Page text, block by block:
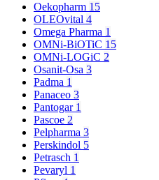
Oekopharm 15
OLEOvital 4
Omega Pharma 1
OMNi-BiOTiC 15
OMNi-LOGiC 2
Osanit-Osa 3
Padma 1
Panaceo 3
Pantogar 1
Pascoe 2
Pelpharma 3
Perskindol 5
Petrasch 1
Pevaryl 1